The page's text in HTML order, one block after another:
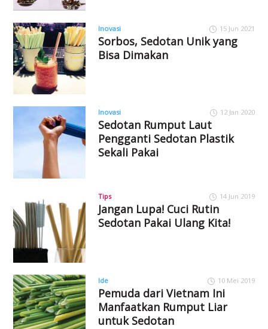
Inovasi 15 Jun 2021
Sorbos, Sedotan Unik yang
Bisa Dimakan
Inovasi 12 Jan 2020
Sedotan Rumput Laut
Pengganti Sedotan Plastik
Sekali Pakai
Tips 14 Jun 2019
Jangan Lupa! Cuci Rutin
Sedotan Pakai Ulang Kita!
Ide 10 Mei 2019
Pemuda dari Vietnam Ini
Manfaatkan Rumput Liar
untuk Sedotan